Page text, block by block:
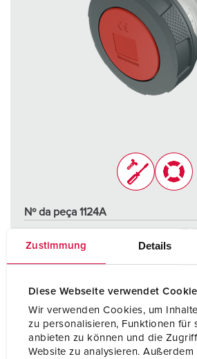
Zustimmung Details
Diese Webseite verwendet
Wir verwenden Cookies, um
zu personalisieren, Funktionen für
anbieten zu können und die
Website zu analysieren.
Nº da peça 1124A
Polos 4 p
Volt
Tecnologia de ligação